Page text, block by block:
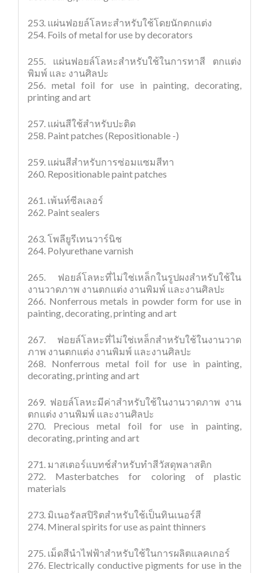
253. แผ่นฟอยล์โลหะสำหรับใช้โดยนักตกแต่ง
254. Foils of metal for use by decorators
255. แผ่นฟอยล์โลหะสำหรับใช้ในการทาสี ตกแต่ง
พิมพ์ และ งานศิลปะ
256. metal foil for use in painting, decorating,
printing and art
257. แผ่นสีใช้สำหรับปะติด
258. Paint patches (Repositionable -)
259. แผ่นสีสำหรับการซ่อมแซมสีทา
260. Repositionable paint patches
261. เพ้นท์ซีลเลอร์
262. Paint sealers
263. โพลียูรีเทนวาร์นิช
264. Polyurethane varnish
265. ฟอยล์โลหะที่ไม่ใช่เหล็กในรูปผงสำหรับใช้ใน
งานวาดภาพ งานตกแต่ง งานพิมพ์ และงานศิลปะ
266. Nonferrous metals in powder form for use in
painting, decorating, printing and art
267. ฟอยล์โลหะที่ไม่ใช่เหล็กสำหรับใช้ในงานวาด
ภาพ งานตกแต่ง งานพิมพ์ และงานศิลปะ
268. Nonferrous metal foil for use in painting,
decorating, printing and art
269. ฟอยล์โลหะมีค่าสำหรับใช้ในงานวาดภาพ งาน
ตกแต่ง งานพิมพ์ และงานศิลปะ
270. Precious metal foil for use in painting,
decorating, printing and art
271. มาสเตอร์แบทช์สำหรับทำสีวัสดุพลาสติก
272. Masterbatches for coloring of plastic
materials
273. มิเนอรัลสปิริตสำหรับใช้เป็นทินเนอร์สี
274. Mineral spirits for use as paint thinners
275. เม็ดสีนำไฟฟ้าสำหรับใช้ในการผลิตแลคเกอร์
276. Electrically conductive pigments for use in the